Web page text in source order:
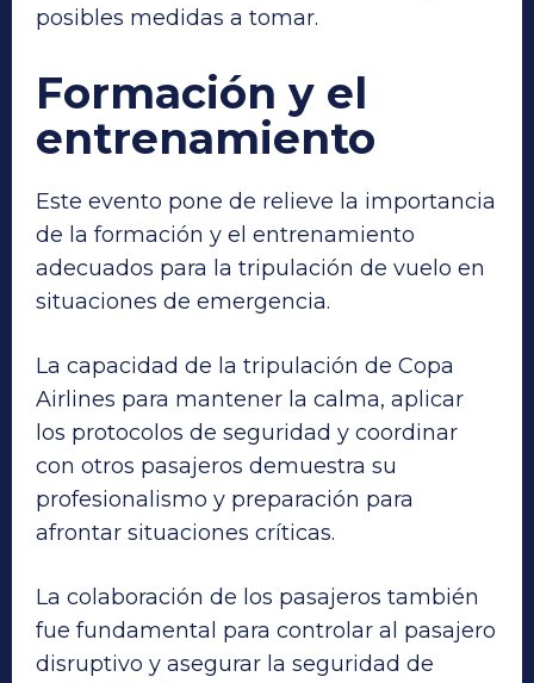
posibles medidas a tomar.
Formación y el
entrenamiento
Este evento pone de relieve la importancia
de la formación y el entrenamiento
adecuados para la tripulación de vuelo en
situaciones de emergencia.
La capacidad de la tripulación de Copa
Airlines para mantener la calma, aplicar
los protocolos de seguridad y coordinar
con otros pasajeros demuestra su
profesionalismo y preparación para
afrontar situaciones críticas.
La colaboración de los pasajeros también
fue fundamental para controlar al pasajero
disruptivo y asegurar la seguridad de